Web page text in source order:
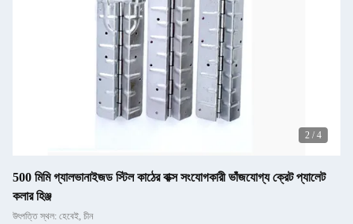
2 / 4
500 মিমি গ্যালভানাইজড স্টিল কাঠের বাক্স সংযোগকারী ভাঁজযোগ্য ক্রেট প্যালেট
কলার হিঞ্জ
উৎপত্তি স্থল: হেবেই, চীন